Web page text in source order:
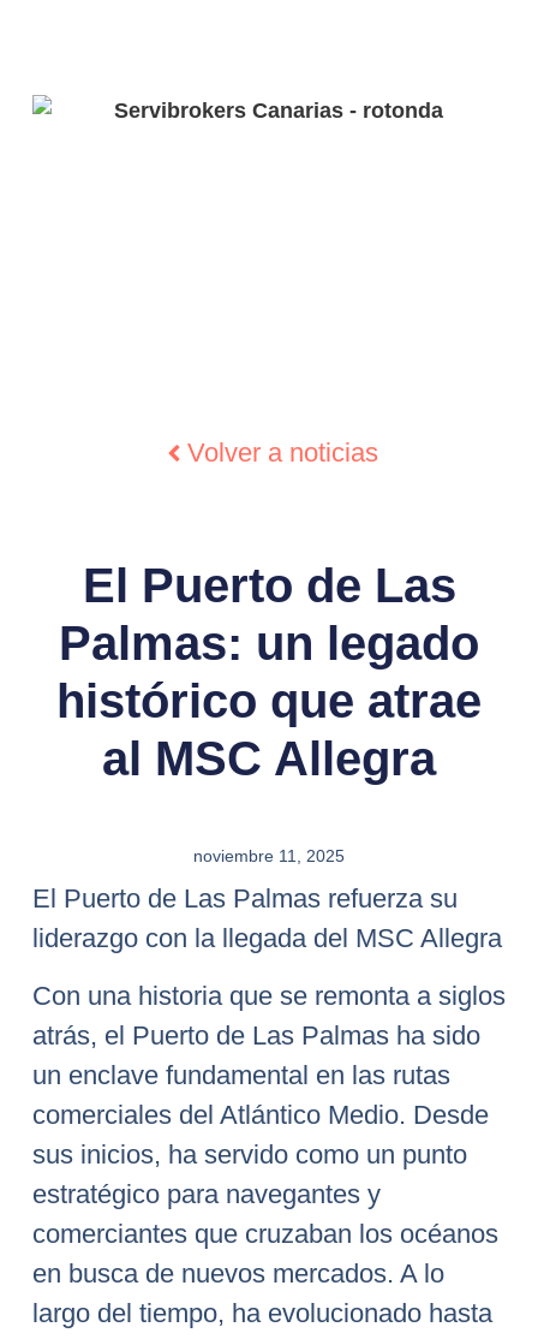
Volver a noticias
El Puerto de Las
Palmas: un legado
histórico que atrae
al MSC Allegra
noviembre 11, 2025
El Puerto de Las Palmas refuerza su
liderazgo con la llegada del MSC Allegra
Con una historia que se remonta a siglos
atrás, el Puerto de Las Palmas ha sido
un enclave fundamental en las rutas
comerciales del Atlántico Medio. Desde
sus inicios, ha servido como un punto
estratégico para navegantes y
comerciantes que cruzaban los océanos
en busca de nuevos mercados. A lo
largo del tiempo, ha evolucionado hasta